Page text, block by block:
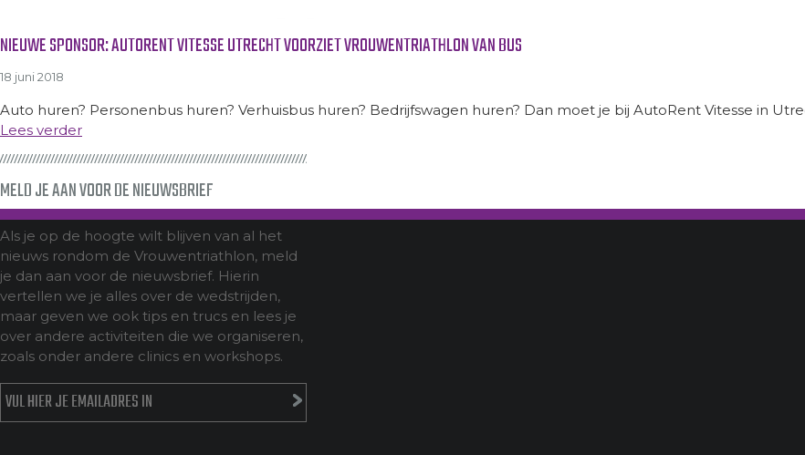
NIEUWE SPONSOR: AUTORENT VITESSE UTRECHT VOORZIET VROUWENTRIATHLON VAN BUS
18 juni 2018
Auto huren? Personenbus huren? Verhuisbus huren? Bedrijfswagen huren? Dan moet je bij AutoRent Vitesse in
Lees verder
MELD JE AAN VOOR DE NIEUWSBRIEF
Als je op de hoogte wilt blijven van al het
nieuws rondom de Vrouwentriathlon, meld
je dan aan voor de nieuwsbrief. Hierin
vertellen we je alles over de wedstrijden,
maar geven we ook tips en trucs en lees je
over andere activiteiten die we organiseren,
zoals onder andere clinics en workshops.